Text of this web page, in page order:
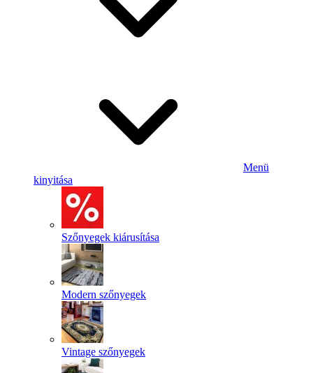
Menü
kinyitása
Szőnyegek kiárusítása
Modern szőnyegek
Vintage szőnyegek